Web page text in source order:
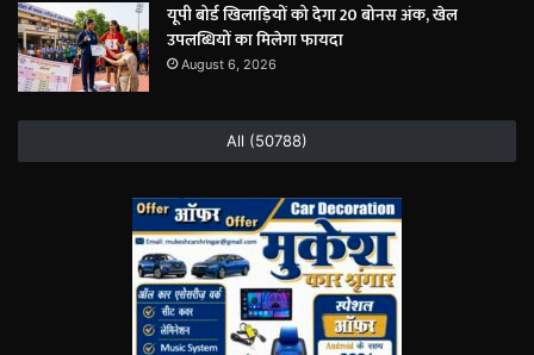
यूपी बोर्ड खिलाड़ियों को देगा 20 बोनस अंक, खेल
उपलब्धियों का मिलेगा फायदा
August 6, 2026
All (50788)